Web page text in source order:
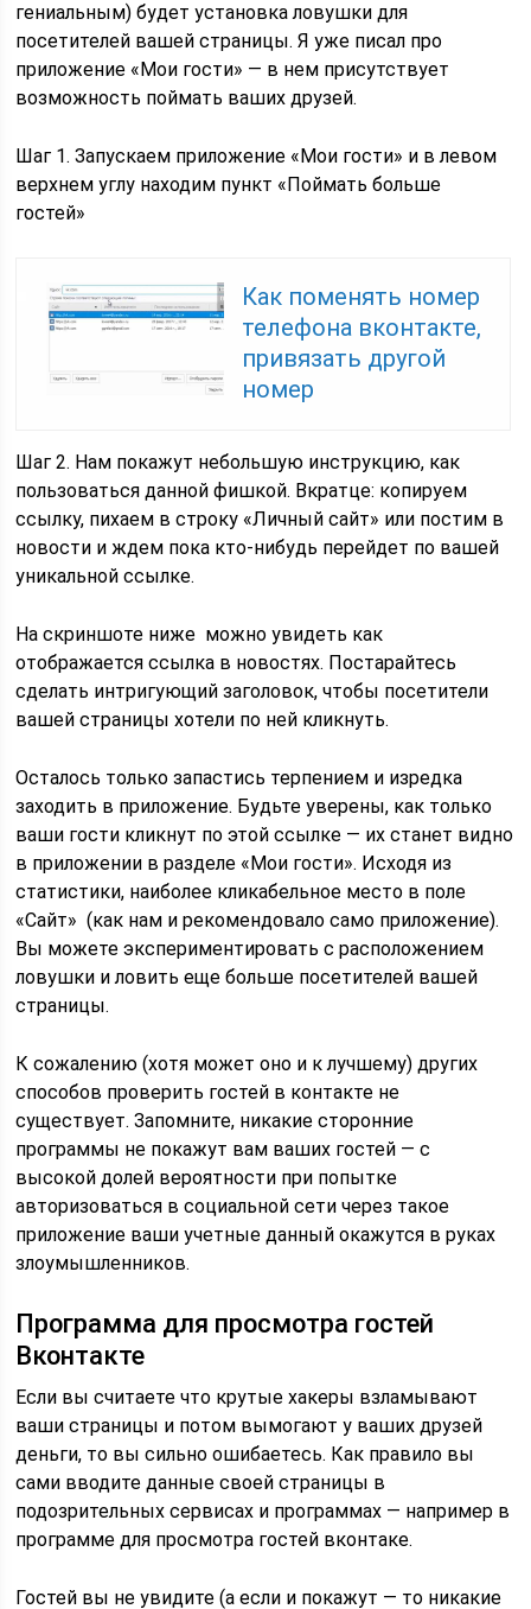
гениальным) будет установка ловушки для
посетителей вашей страницы. Я уже писал про
приложение «Мои гости» — в нем присутствует
возможность поймать ваших друзей.
Шаг 1. Запускаем приложение «Мои гости» и в левом
верхнем углу находим пункт «Поймать больше
гостей»
Как поменять номер
телефона вконтакте,
привязать другой
номер
Шаг 2. Нам покажут небольшую инструкцию, как
пользоваться данной фишкой. Вкратце: копируем
ссылку, пихаем в строку «Личный сайт» или постим в
новости и ждем пока кто-нибудь перейдет по вашей
уникальной ссылке.
На скриншоте ниже можно увидеть как
отображается ссылка в новостях. Постарайтесь
сделать интригующий заголовок, чтобы посетители
вашей страницы хотели по ней кликнуть.
Осталось только запастись терпением и изредка
заходить в приложение. Будьте уверены, как только
ваши гости кликнут по этой ссылке — их станет видно
в приложении в разделе «Мои гости». Исходя из
статистики, наиболее кликабельное место в поле
«Сайт» (как нам и рекомендовало само приложение).
Вы можете экспериментировать с расположением
ловушки и ловить еще больше посетителей вашей
страницы.
К сожалению (хотя может оно и к лучшему) других
способов проверить гостей в контакте не
существует. Запомните, никакие сторонние
программы не покажут вам ваших гостей — с
высокой долей вероятности при попытке
авторизоваться в социальной сети через такое
приложение ваши учетные данный окажутся в руках
злоумышленников.
Программа для просмотра гостей
Вконтакте
Если вы считаете что крутые хакеры взламывают
ваши страницы и потом вымогают у ваших друзей
деньги, то вы сильно ошибаетесь. Как правило вы
сами вводите данные своей страницы в
подозрительных сервисах и программах — например в
программе для просмотра гостей вконтаке.
Гостей вы не увидите (а если и покажут — то никакие